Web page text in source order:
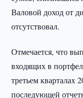
Валовой доход от
отсутствовал.
Отмечается, что
входящих в
третьем кварталах
последующей